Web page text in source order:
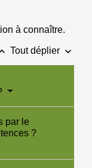
à connaître.
Tout déplier keyboard_arrow_down
par le
?